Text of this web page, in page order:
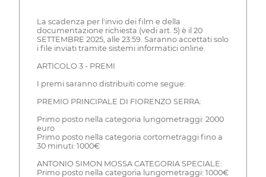
La scadenza per l'invio dei film e della
documentazione richiesta (vedi art. 5) è il 20
SETTEMBRE 2025, alle 23:59. Saranno accettati solo
i file inviati tramite sistemi informatici online.
ARTICOLO 3 - PREMI
I premi saranno distribuiti come segue:
PREMIO PRINCIPALE DI FIORENZO SERRA:
Primo posto nella categoria lungometraggi: 2000
euro
Primo posto nella categoria cortometraggi fino a
30 minuti: 1000€
ANTONIO SIMON MOSSA CATEGORIA SPECIALE:
Primo posto nella categoria lungometraggi: 1000€